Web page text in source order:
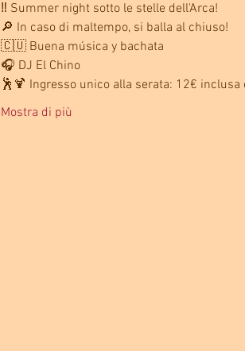
‼ Summer night sotto le stelle dell'Arca!
🔎 In caso di maltempo, si balla al chiuso!
🇨🇺 Buena música y bachata
🎧 DJ El Chino
🕺🍹 Ingresso unico alla serata: 12€ inclusa
Mostra di più